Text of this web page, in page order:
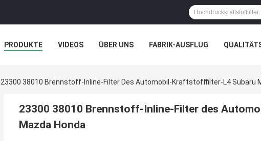
PRODUKTE VIDEOS ÜBER UNS FABRIK-AUSFLUG
23300 38010 Brennstoff-Inline-Filter Des Automobil-Kraftstofffilter-L4 Subaru
23300 38010 Brennstoff-Inline-Filter des
Mazda Honda